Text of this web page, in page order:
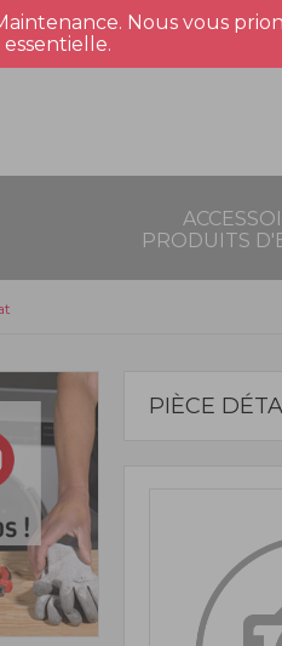
Nous vous
PRODUITS
PIÈCE